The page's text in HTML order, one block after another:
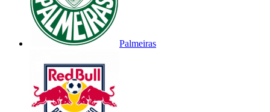
Palmeiras